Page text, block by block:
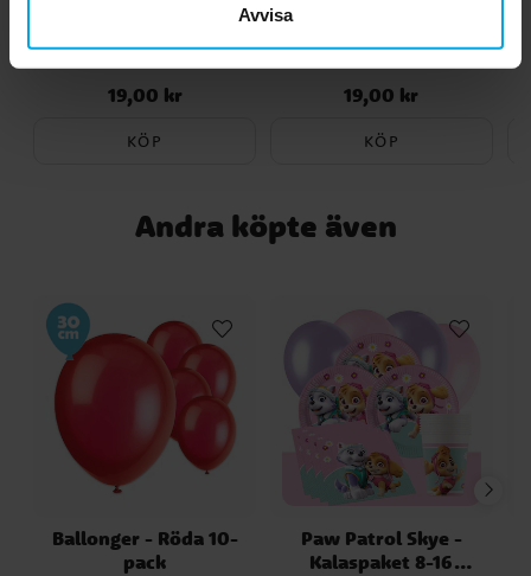
Avvisa
Pris: 19,00 kr
19,00 kr
KÖP
Pris: 19,00 kr
19,00 kr
KÖP
Andra köpte även
Ballonger - Röda 10-
pack
Paw Patrol Skye -
Kalaspaket 8-16